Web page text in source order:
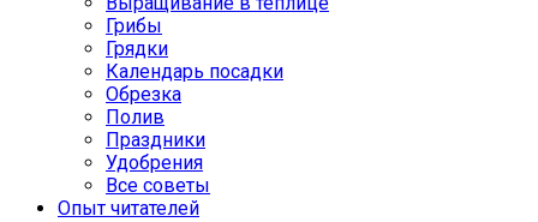
Грибы
Грядки
Календарь посадки
Обрезка
Полив
Праздники
Удобрения
Все советы
Опыт читателей